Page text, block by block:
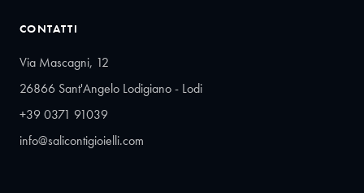
CONTATTI
Via Mascagni, 12
26866 Sant'Angelo Lodigiano - Lodi
+39 0371 91039
info@salicontigioielli.com